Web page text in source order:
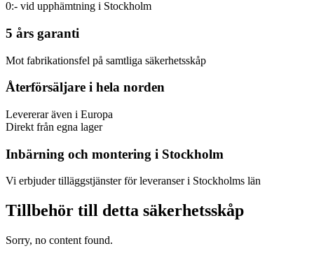
0:- vid upphämtning i Stockholm
5 års garanti
Mot fabrikationsfel på samtliga säkerhetsskåp
Återförsäljare i hela norden
Levererar även i Europa
Direkt från egna lager
Inbärning och montering i Stockholm
Vi erbjuder tilläggstjänster för leveranser i Stockholms län
Tillbehör till detta säkerhetsskåp
Sorry, no content found.